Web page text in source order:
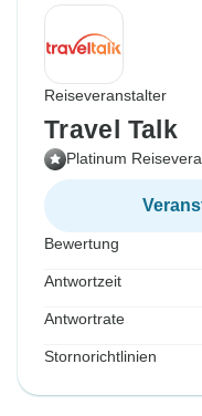
Reiseveranstalter
Travel Talk
Platinum
Bewertung
Antwortzeit
Antwortrate
Stornorichtlinien